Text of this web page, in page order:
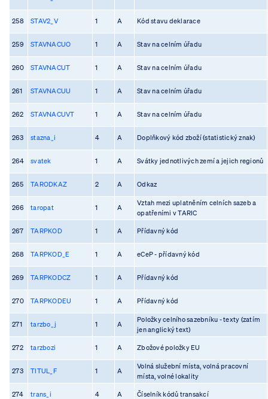
258 STAV2_V 1 A Kód stavu deklarace
259 STAVNACUO 1 A Stav na celním úřadu
260 STAVNACUT 1 A Stav na celním úřadu
261 STAVNACUU 1 A Stav na celním úřadu
262 STAVNACUVT 1 A Stav na celním úřadu
263 stazna_i 4 A Doplňkový kód zboží (statistický znak)
264 svatek 1 A Svátky jednotlivých zemí a jejich regionů
265 TARODKAZ 2 A Odkaz
266 taropat 1 A
Vztah mezi uplatněním celních sazeb a
opatřeními v TARIC
267 TARPKOD 1 A Přídavný kód
268 TARPKOD_E 1 A eCeP - přídavný kód
269 TARPKODCZ 1 A Přídavný kód
270 TARPKODEU 1 A Přídavný kód
271 tarzbo_j 1 A
Položky celního sazebníku - texty (zatím
jen anglický text)
272 tarzbozi 1 A Zbožové položky EU
273 TITUL_F 1 A
Volná služební místa, volná pracovní
místa, volné lokality
274 trans_i 4 A Číselník kódů transakcí